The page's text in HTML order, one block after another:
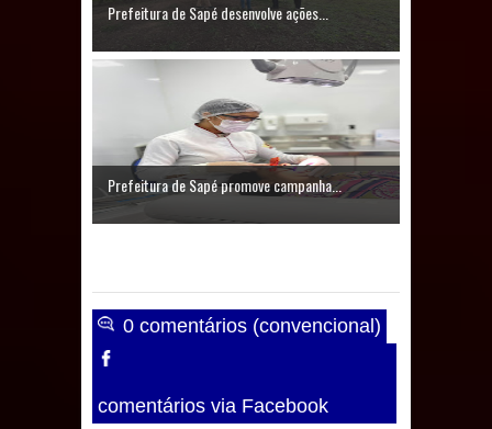
Caldas Brandão: IPMCB responde
questionamentos da vereadora
Rosângela e afirma que
parcelamentos são referentes a
Prefeitura de Sapé desenvolve ações...
Prefeitura de Sapé promove campanha...
0 comentários (convencional)
comentários via Facebook